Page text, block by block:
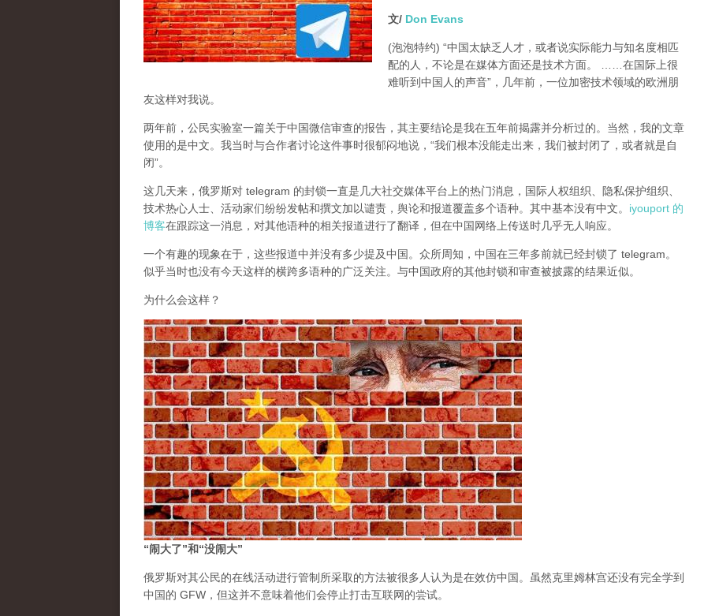
文/ Don Evans
(泡泡特约) “中国太缺乏人才，或者说实际能力与知名度相匹
配的人，不论是在媒体方面还是技术方面。 ……在国际上很
难听到中国人的声音”，几年前，一位加密技术领域的欧洲朋
友这样对我说。
两年前，公民实验室一篇关于中国微信审查的报告，其主要结论是我在五年前揭露并分析过的。当然，我的文章
使用的是中文。我当时与合作者讨论这件事时很郁闷地说，“我们根本没能走出来，我们被封闭了，或者就是自
闭”。
这几天来，俄罗斯对 telegram 的封锁一直是几大社交媒体平台上的热门消息，国际人权组织、隐私保护组织、
技术热心人士、活动家们纷纷发帖和撰文加以谴责，舆论和报道覆盖多个语种。其中基本没有中文。 iyouport 的
博客在跟踪这一消息，对其他语种的相关报道进行了翻译，但在中国网络上传送时几乎无人响应。
一个有趣的现象在于，这些报道中并没有多少提及中国。众所周知，中国在三年多前就已经封锁了 telegram。
似乎当时也没有今天这样的横跨多语种的广泛关注。与中国政府的其他封锁和审查被披露的结果近似。
为什么会这样？
“闹大了”和“没闹大”
俄罗斯对其公民的在线活动进行管制所采取的方法被很多人认为是在效仿中国。虽然克里姆林宫还没有完全学到
中国的 GFW，但这并不意味着他们会停止打击互联网的尝试。